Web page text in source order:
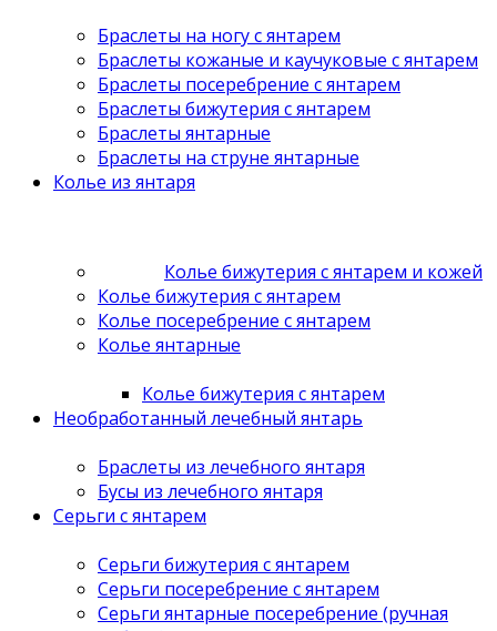
Браслеты на ногу с янтарем
Браслеты кожаные и каучуковые с янтарем
Браслеты посеребрение с янтарем
Браслеты бижутерия с янтарем
Браслеты янтарные
Браслеты на струне янтарные
Колье из янтаря
Колье бижутерия с янтарем и кожей
Колье бижутерия с янтарем
Колье посеребрение с янтарем
Колье янтарные
Колье бижутерия с янтарем
Необработанный лечебный янтарь
Браслеты из лечебного янтаря
Бусы из лечебного янтаря
Серьги с янтарем
Серьги бижутерия с янтарем
Серьги посеребрение с янтарем
Серьги янтарные посеребрение (ручная